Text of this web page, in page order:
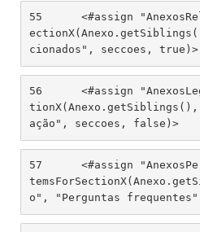
55
cionados", seccoes, true)>
56
tionX(Anexo.getSiblings(),
ação", seccoes, false)>
57
o", "Perguntas